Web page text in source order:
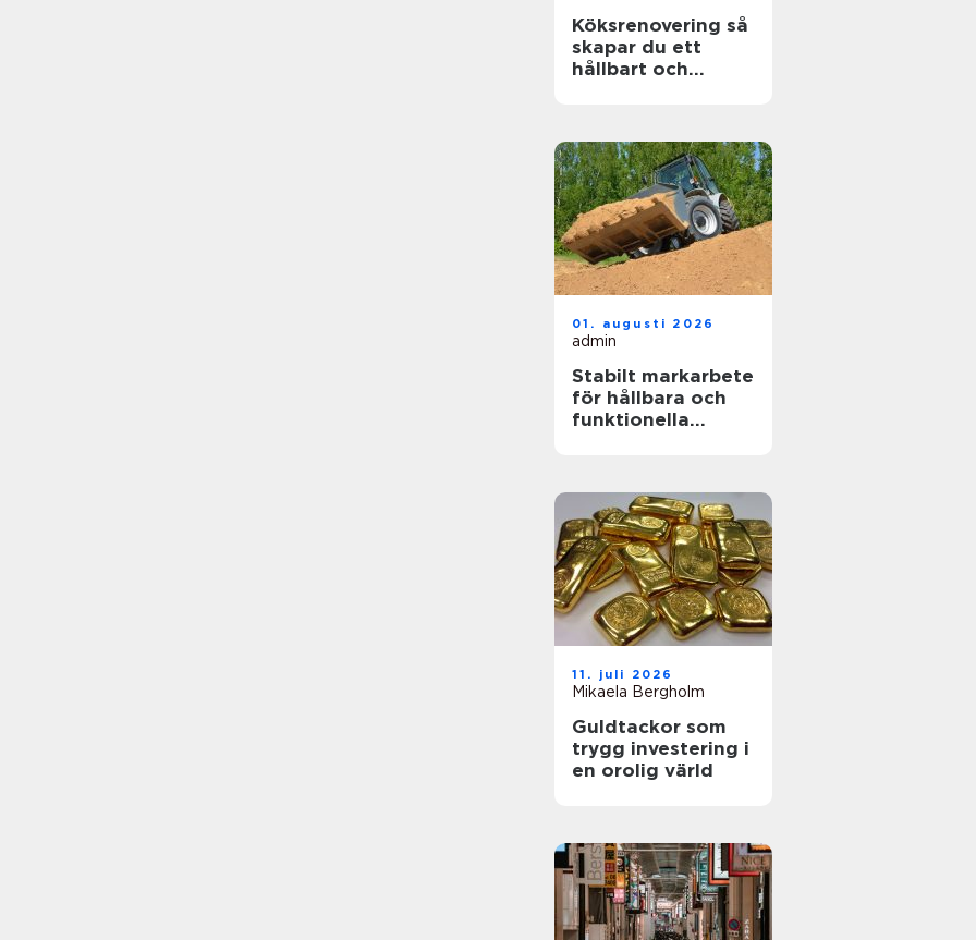
Köksrenovering så
skapar du ett
hållbart och
01. augusti 2026
admin
Stabilt markarbete
för hållbara och
funktionella
11. juli 2026
Mikaela Bergholm
Guldtackor som
trygg investering i
en orolig värld